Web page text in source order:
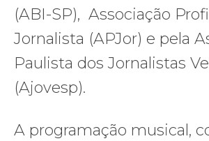
(ABI-SP), Associação
Jornalista (APJor) e pela
Paulista dos Jornalistas
(Ajovesp).
A programação musical,